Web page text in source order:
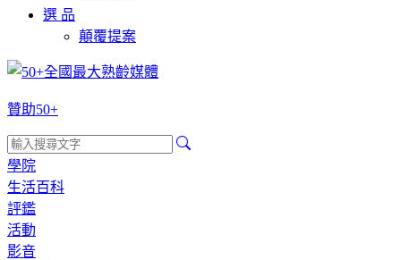
選 品
顛覆提案
贊助50+
學院
生活百科
評鑑
活動
影音